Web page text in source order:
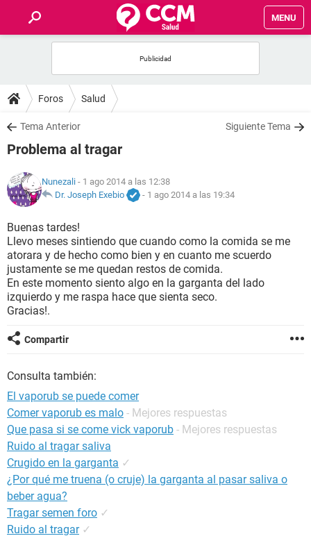
MENU
FOROS
SALUD
NUTRICIÓN
BIENESTAR
SEXUALIDAD
GLOSARIO
Foros Salud
Tema Anterior Siguiente Tema
Problema al tragar
Nunezali - 1 ago 2014 a las 12:38
Dr. Joseph Exebio
- 1 ago 2014 a las 19:34
Buenas tardes!
Llevo meses sintiendo que cuando como la comida se me
atorara y de hecho como bien y en cuanto me scuerdo
justamente se me quedan restos de comida.
En este momento siento algo en la garganta del lado
izquierdo y me raspa hace que sienta seco.
Gracias!.
Compartir
Consulta también:
El vaporub se puede comer
Comer vaporub es malo - Mejores respuestas
Que pasa si se come vick vaporub - Mejores respuestas
Ruido al tragar saliva
Crugido en la garganta ✓
¿Por qué me truena (o cruje) la garganta al pasar saliva o
beber agua?
Tragar semen foro ✓
Ruido al tragar ✓